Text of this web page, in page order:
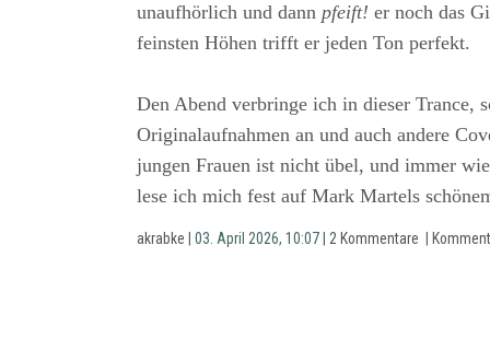
unaufhörlich und dann pfeift! er noch das
feinsten Höhen trifft er jeden Ton perfekt.
Den Abend verbringe ich in dieser Trance,
Originalaufnahmen an und auch andere
jungen Frauen ist nicht übel, und immer
lese ich mich fest auf Mark Martels
akrabke | 03. April 2026, 10:07 | 2 Kommentare